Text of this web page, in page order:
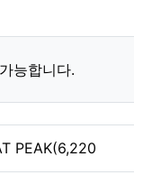
능합니다.
PEAK(6,220